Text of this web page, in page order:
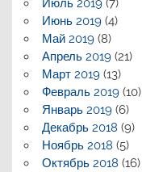
Июль 2019(7)
Июнь 2019(4)
Май 2019(8)
Апрель 2019(21)
Март 2019(13)
Февраль 2019(10)
Январь 2019(6)
Декабрь 2018 (9)
Ноябрь 2018 (5)
Октябрь 2018 (16)